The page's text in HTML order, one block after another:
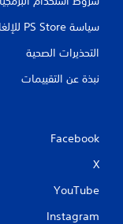
سياسة PS Store للإلغاء
التحذيرات الصحية
نبذة عن التقييمات
Facebook
X
YouTube
Instagram